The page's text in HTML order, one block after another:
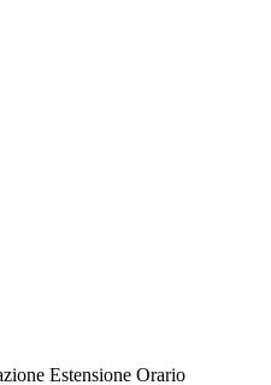
Estensione Orario